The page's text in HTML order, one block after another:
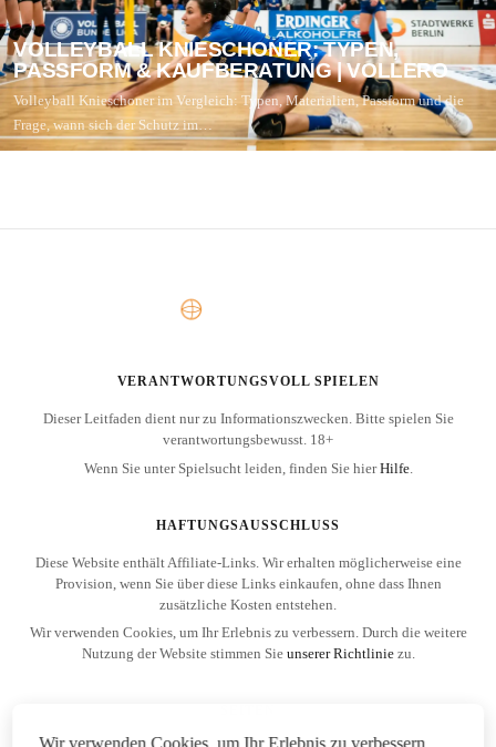
VOLLEYBALL KNIESCHONER: TYPEN,
PASSFORM & KAUFBERATUNG | VOLLERO
Volleyball Knieschoner im Vergleich: Typen, Materialien, Passform und die
Frage, wann sich der Schutz im…
VERANTWORTUNGSVOLL SPIELEN
Dieser Leitfaden dient nur zu Informationszwecken. Bitte spielen Sie
verantwortungsbewusst. 18+
Wenn Sie unter Spielsucht leiden, finden Sie hierHilfe.
HAFTUNGSAUSSCHLUSS
Diese Website enthält Affiliate-Links. Wir erhalten möglicherweise eine
Provision, wenn Sie über diese Links einkaufen, ohne dass Ihnen
zusätzliche Kosten entstehen.
Wir verwenden Cookies, um Ihr Erlebnis zu verbessern. Durch die weitere
Nutzung der Website stimmen Sie unserer Richtliniezu.
Wir verwenden Cookies, um Ihr Erlebnis zu verbessern,